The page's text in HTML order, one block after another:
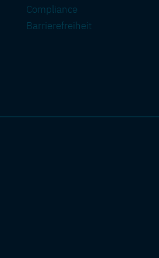
Compliance
Barriere­freiheit